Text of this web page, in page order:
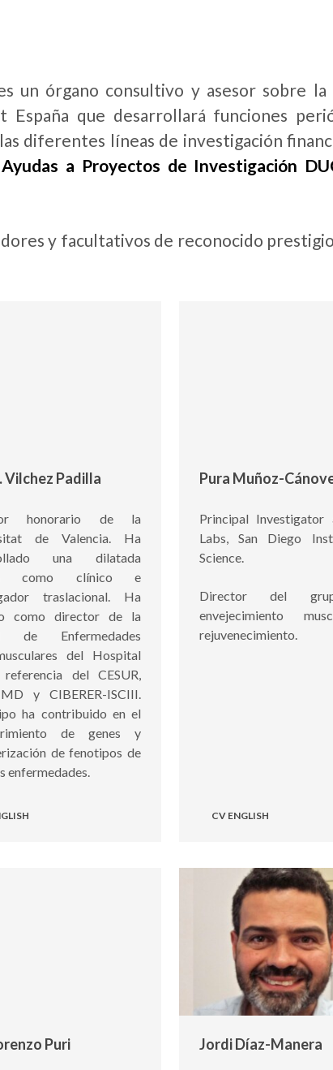
un órgano consultivo y asesor sobre la
que desarrollará funciones
diferentes líneas de investigación
a Proyectos de Investigación
y facultativos de reconocido
Vilchez Padilla
honorario de la
de Valencia. Ha
una dilatada
como clínico e
traslacional. Ha
como director de la
de Enfermedades
del Hospital
del CESUR,
y CIBERER-ISCIII.
ha contribuido en el
de genes y
de fenotipos de
enfermedades.
Pura Muñoz-
Principal
Labs, San Diego
Science.
Director del
envejecimiento
rejuvenecimiento.
CV ENGLISH
Puri Jordi Díaz-Manera